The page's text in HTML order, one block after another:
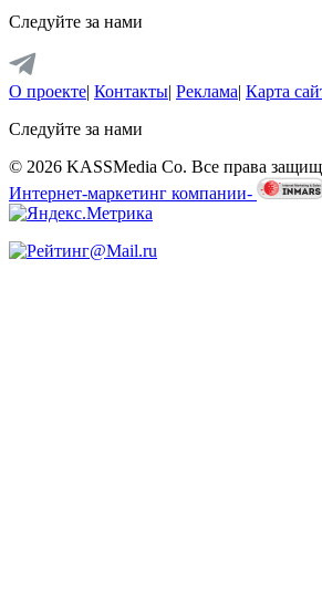
Следуйте за нами
О проекте| Контакты| Реклама| Карта
Следуйте за нами
© 2026 KASSMedia Co. Все права
Интернет-маркетинг компании-